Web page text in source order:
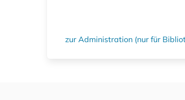
zur Administration (nur für